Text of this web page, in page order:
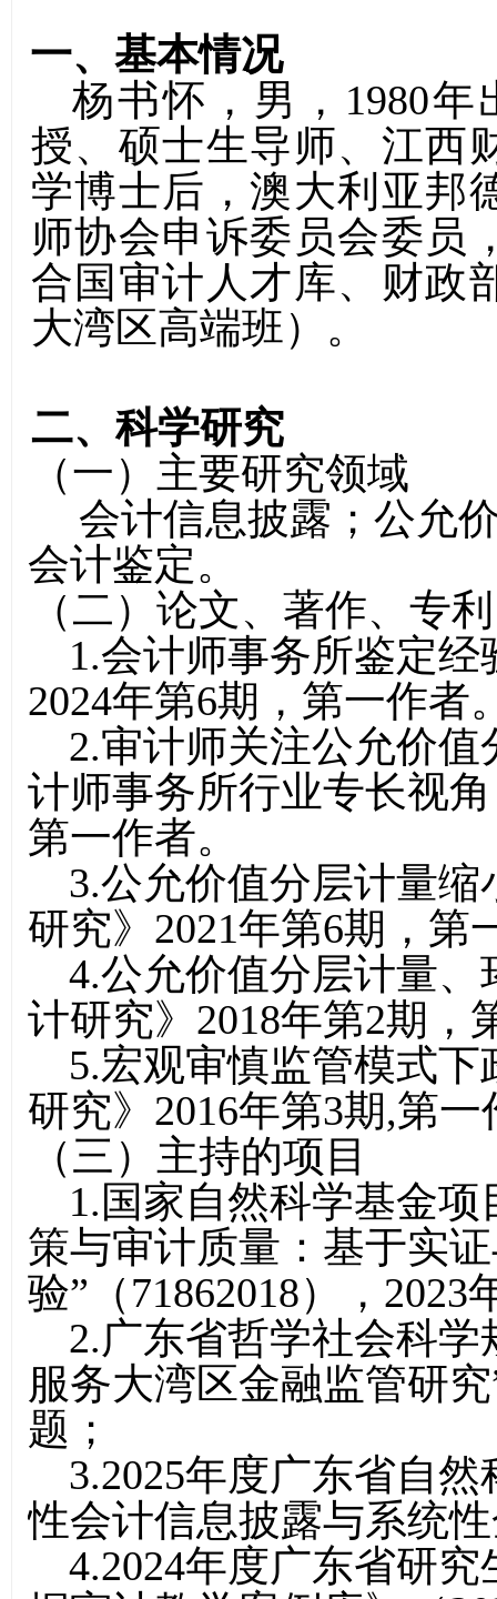
一、基本情况
杨书怀，男，1980
授、硕士生导师、江西
学博士后，澳大利亚邦
师协会申诉委员会委员
合国审计人才库、财政
大湾区高端班）。
二、科学研究
（一）主要研究领域
会计信息披露；公允
会计鉴定。
（二）论文、著作、专
1.会计师事务所鉴定
2024年第6期，第一作者
2.审计师关注公允价
计师事务所行业专长视
第一作者。
3.公允价值分层计量
研究》2021年第6期，第
4.公允价值分层计量
计研究》2018年第2期，
5.宏观审慎监管模式
研究》2016年第3期,第一
（三）主持的项目
1.国家自然科学基金
策与审计质量：基于实
验”（71862018），2023
2.广东省哲学社会科
服务大湾区金融监管研
题；
3.2025年度广东省自
性会计信息披露与系统
4.2024年度广东省研